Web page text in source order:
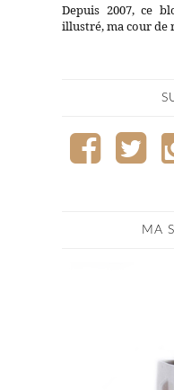
Depuis 2007, ce
illustré, ma cour de
MA